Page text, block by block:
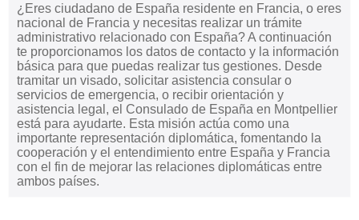
¿Eres ciudadano de España residente en Francia, o eres
nacional de Francia y necesitas realizar un trámite
administrativo relacionado con España? A continuación
te proporcionamos los datos de contacto y la información
básica para que puedas realizar tus gestiones. Desde
tramitar un visado, solicitar asistencia consular o
servicios de emergencia, o recibir orientación y
asistencia legal, el Consulado de España en Montpellier
está para ayudarte. Esta misión actúa como una
importante representación diplomática, fomentando la
cooperación y el entendimiento entre España y Francia
con el fin de mejorar las relaciones diplomáticas entre
ambos países.